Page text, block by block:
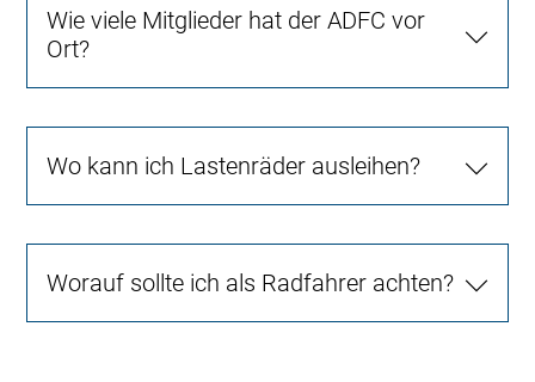
Wie viele Mitglieder hat der ADFC vor
Ort?
Wo kann ich Lastenräder ausleihen?
Worauf sollte ich als Radfahrer achten?